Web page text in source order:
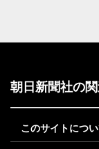
朝日新聞社の
このサイトにつ